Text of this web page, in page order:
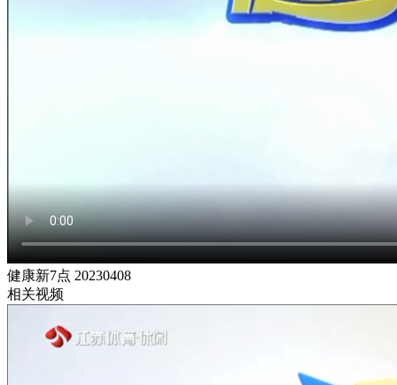
健康新7点 20230408
相关视频